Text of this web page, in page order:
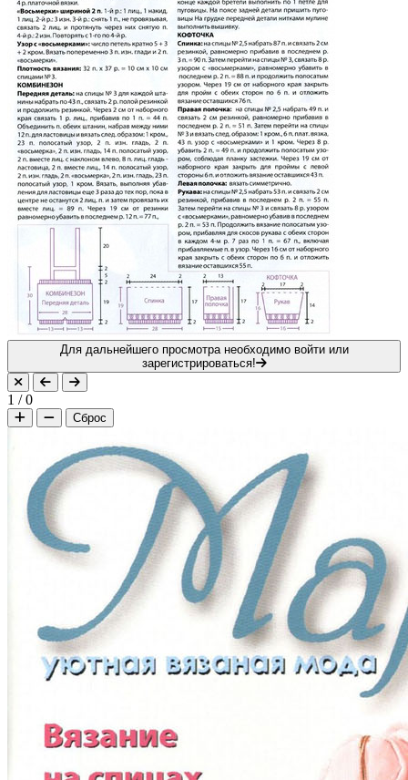
Для дальнейшего просмотра необходимо войти или
зарегистрироваться!
1 /0
Сброс